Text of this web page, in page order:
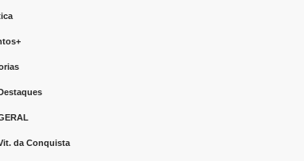
Destaques
da Conquista